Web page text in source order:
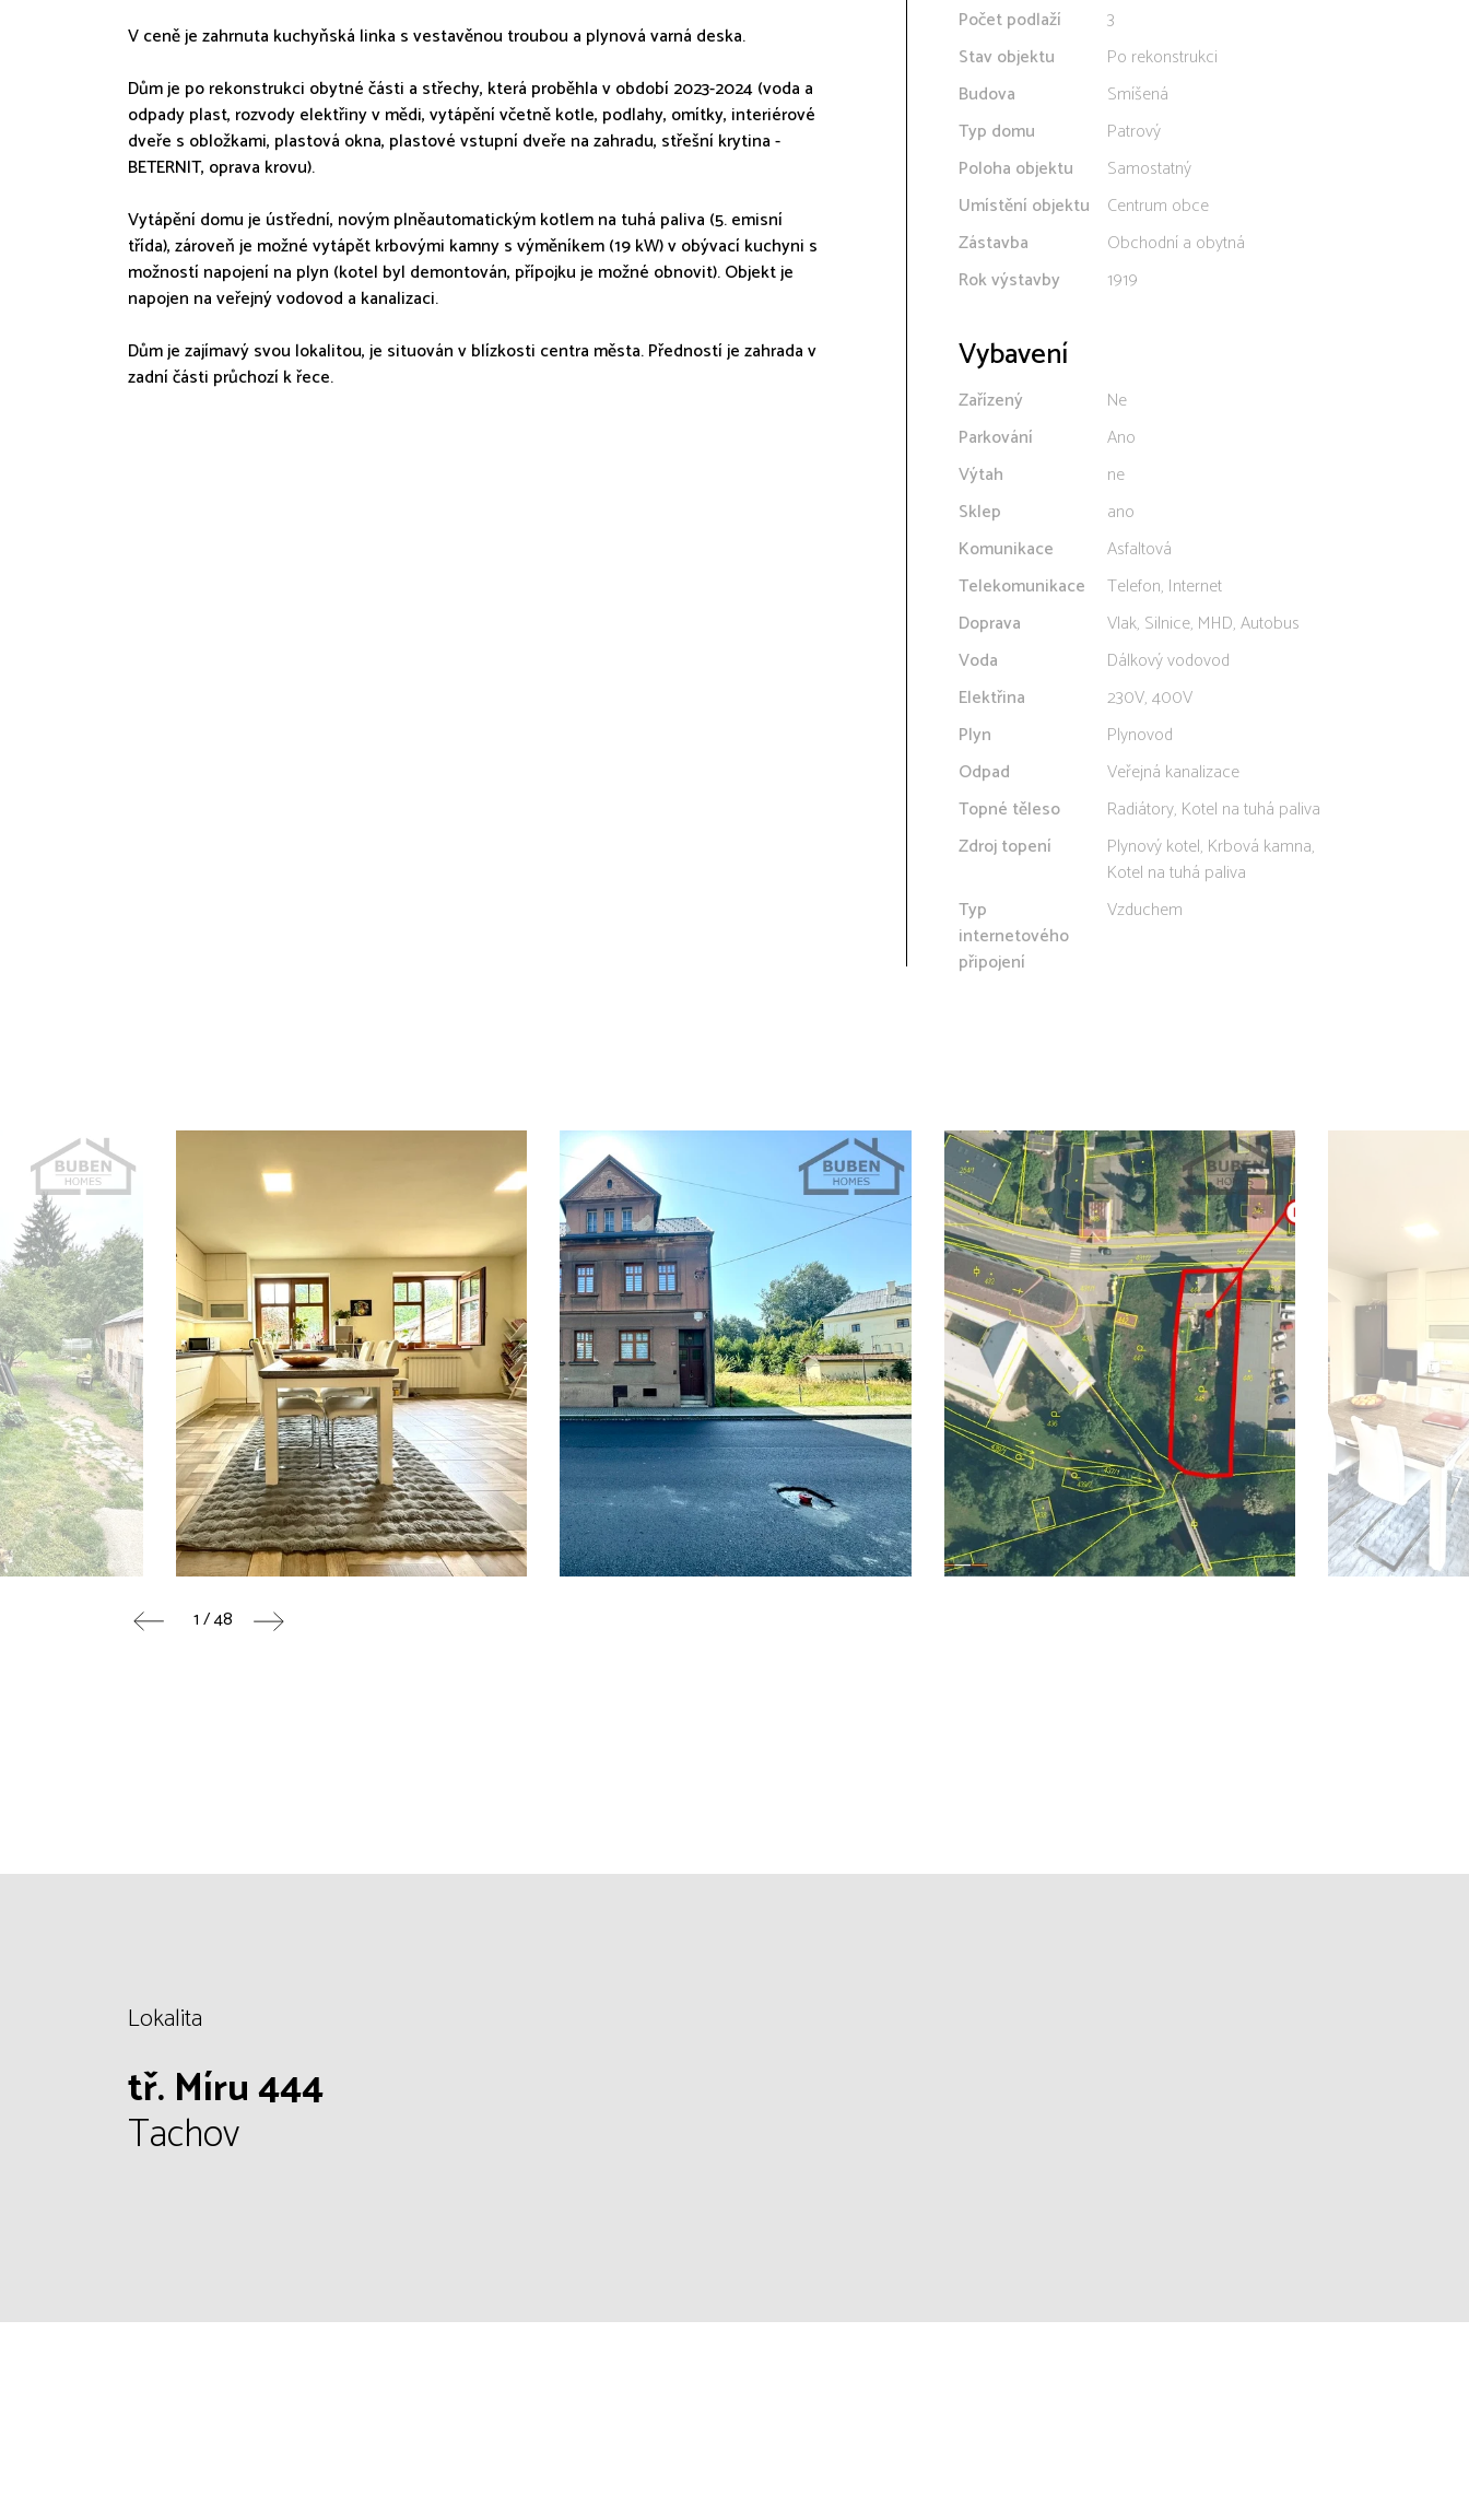
V ceně je zahrnuta kuchyňská linka s vestavěnou troubou a plynová varná deska.
Dům je po rekonstrukci obytné části a střechy, která proběhla v období 2023-2024 (voda a
odpady plast, rozvody elektřiny v mědi, vytápění včetně kotle, podlahy, omítky, interiérové
dveře s obložkami, plastová okna, plastové vstupní dveře na zahradu, střešní krytina -
BETERNIT, oprava krovu).
Vytápění domu je ústřední, novým plněautomatickým kotlem na tuhá paliva (5. emisní
třída), zároveň je možné vytápět krbovými kamny s výměníkem (19 kW) v obývací kuchyni s
možností napojení na plyn (kotel byl demontován, přípojku je možné obnovit). Objekt je
napojen na veřejný vodovod a kanalizaci.
Dům je zajímavý svou lokalitou, je situován v blízkosti centra města. Předností je zahrada v
zadní části průchozí k řece.
Počet podlaží
3
Stav objektu
Po rekonstrukci
Budova
Smíšená
Typ domu
Patrový
Poloha objektu
Samostatný
Umístění objektu
Centrum obce
Zástavba
Obchodní a obytná
Rok výstavby
1919
Vybavení
Zařízený
Ne
Parkování
Ano
Výtah
ne
Sklep
ano
Komunikace
Asfaltová
Telekomunikace
Telefon, Internet
Doprava
Vlak, Silnice, MHD, Autobus
Voda
Dálkový vodovod
Elektřina
230V, 400V
Plyn
Plynovod
Odpad
Veřejná kanalizace
Topné těleso
Radiátory, Kotel na tuhá paliva
Zdroj topení
Plynový kotel, Krbová kamna,
Kotel na tuhá paliva
Typ
internetového
připojení
Vzduchem
1 / 48
Lokalita
tř. Míru 444
Tachov